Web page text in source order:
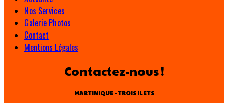
Nos Services
Galerie Photos
Contact
Mentions Légales
Contactez-nous !
MARTINIQUE - TROIS ILETS